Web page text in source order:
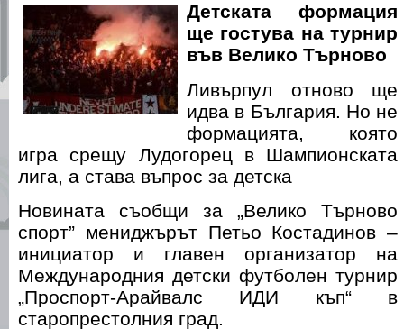
Детската формация
ще гостува на турнир
във Велико Търново
Ливърпул отново ще
идва в България. Но не
формацията, която
игра срещу Лудогорец в Шампионската
лига, а става въпрос за детска
Новината съобщи за „Велико Търново
спорт” мениджърът Петьо Костадинов –
инициатор и главен организатор на
Международния детски футболен турнир
„Проспорт-Арайвалс ИДИ къп“ в
старопрестолния град.